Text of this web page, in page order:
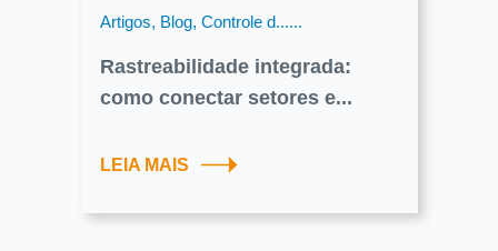
Artigos, Blog, Controle d......
Rastreabilidade integrada:
como conectar setores e...
LEIA MAIS